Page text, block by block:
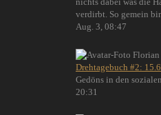
verdirbt. So gemein
Aug. 3, 08:47
Florian
Drehtagebuch #2:
Gedöns in den
20:31